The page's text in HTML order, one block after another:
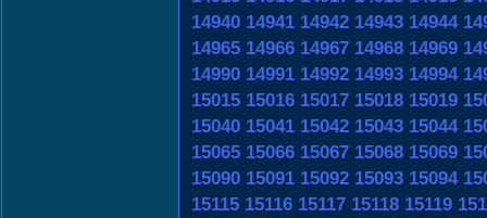
14940 14941 14942 14943 14944
14965 14966 14967 14968 14969
14990 14991 14992 14993 14994
15015 15016 15017 15018 15019
15040 15041 15042 15043 15044
15065 15066 15067 15068 15069
15090 15091 15092 15093 15094
15115 15116 15117 15118 15119